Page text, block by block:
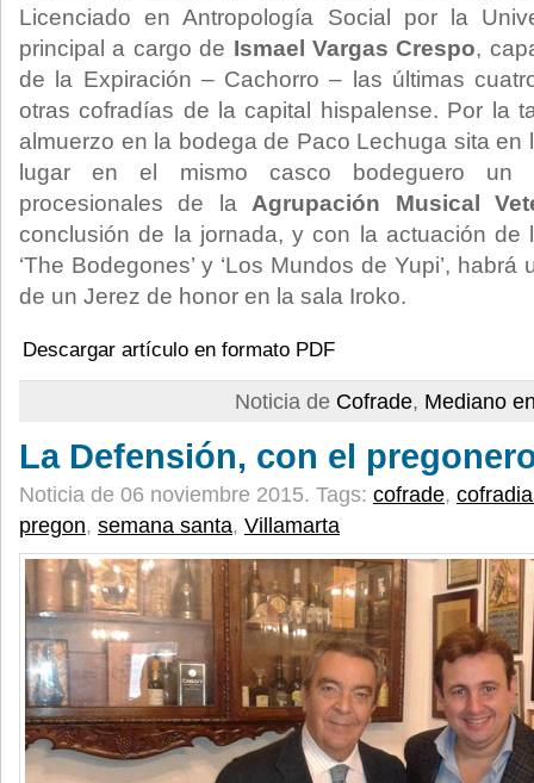
Licenciado en Antropología Social por la
principal a cargo de Ismael Vargas Crespo,
de la Expiración – Cachorro – las últimas
otras cofradías de la capital hispalense. Por la
almuerzo en la bodega de Paco Lechuga sita en
lugar en el mismo casco bodeguero un
procesionales de la Agrupación Musical
conclusión de la jornada, y con la actuación de
‘The Bodegones’ y ‘Los Mundos de Yupi’,
de un Jerez de honor en la sala Iroko.
Descargar artículo en formato PDF
Noticia de Cofrade, Mediano
La Defensión, con el
Noticia de 06 noviembre 2015. Tags: cofrade,
pregon, semana santa, Villamarta